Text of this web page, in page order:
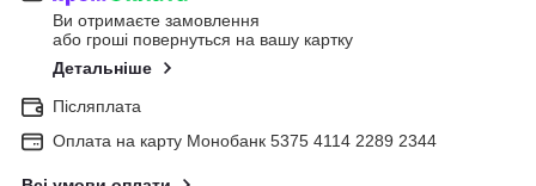
Ви отримаєте замовлення
або гроші повернуться на вашу картку
Детальніше
Післяплата
Оплата на карту Монобанк 5375 4114 2289 2344